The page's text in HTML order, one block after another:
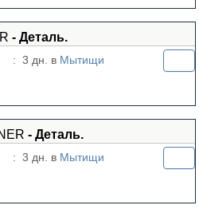
- Деталь.
: 3 дн. в Мытищи
- Деталь.
: 3 дн. в Мытищи